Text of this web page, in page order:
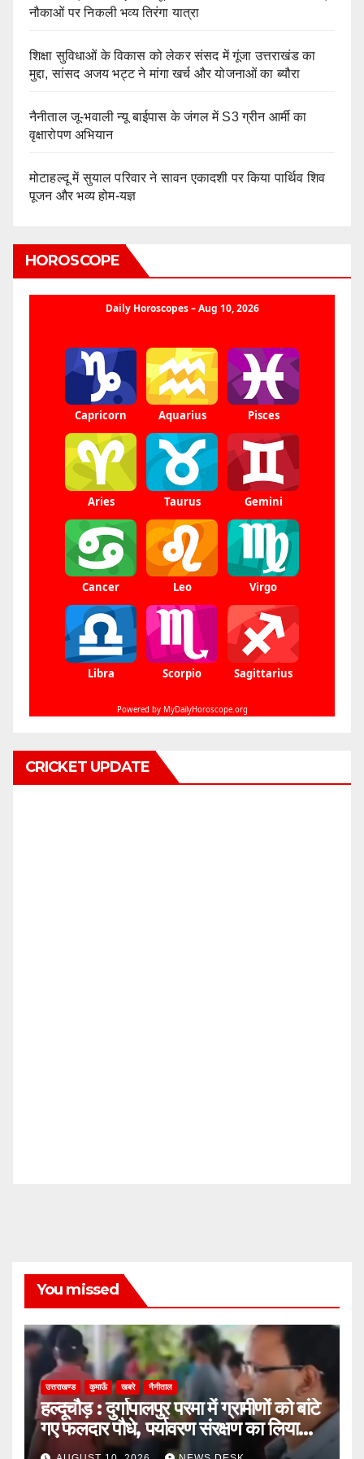
नौकाओं पर निकली भव्य तिरंगा यात्रा
शिक्षा सुविधाओं के विकास को लेकर संसद में गूंजा उत्तराखंड का
मुद्दा, सांसद अजय भट्ट ने मांगा खर्च और योजनाओं का ब्यौरा
नैनीताल जू-भवाली न्यू बाईपास के जंगल में S3 ग्रीन आर्मी का
वृक्षारोपण अभियान
मोटाहल्दू में सुयाल परिवार ने सावन एकादशी पर किया पार्थिव शिव
पूजन और भव्य होम-यज्ञ
HOROSCOPE
CRICKET UPDATE
You missed
उत्तराखण्ड कुमाऊँ खबरे नैनीताल
हल्दूचौड़ : दुर्गापालपुर परमा में ग्रामीणों को बांटे
गए फलदार पौधे, पर्यावरण संरक्षण का लिया
संकल्प